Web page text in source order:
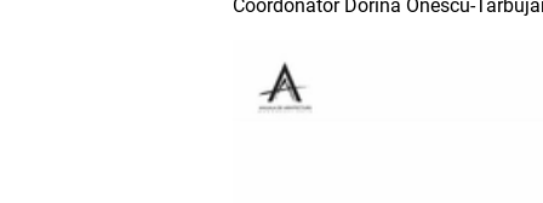
Coordonator Dorina Onescu-